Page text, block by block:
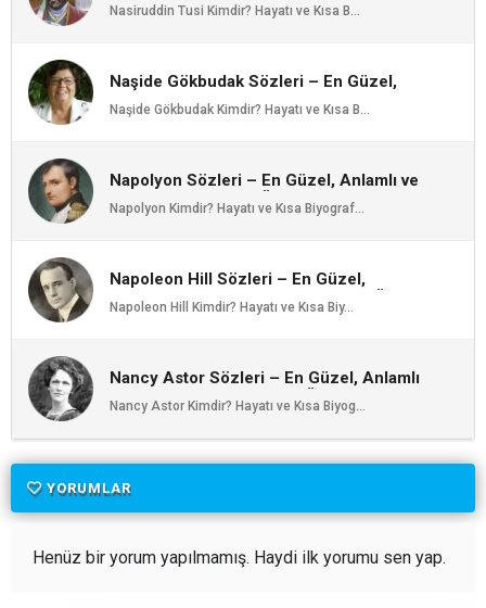
Özlü Sözleri | Ozlusozler.com
Nasiruddin Tusi Kimdir? Hayatı ve Kısa B...
Naşide Gökbudak Sözleri – En Güzel,
Anlamlı ve Etkileyici Naşide Gökbudak
Özlü Sözleri | Ozlusozler.com
Naşide Gökbudak Kimdir? Hayatı ve Kısa B...
Napolyon Sözleri – En Güzel, Anlamlı ve
Etkileyici Napolyon Özlü Sözleri |
Ozlusozler.com
Napolyon Kimdir? Hayatı ve Kısa Biyograf...
Napoleon Hill Sözleri – En Güzel,
Anlamlı ve Etkileyici Napoleon Hill Özlü
Sözleri | Ozlusozler.com
Napoleon Hill Kimdir? Hayatı ve Kısa Biy...
Nancy Astor Sözleri – En Güzel, Anlamlı
ve Etkileyici Nancy Astor Özlü Sözleri |
Ozlusozler.com
Nancy Astor Kimdir? Hayatı ve Kısa Biyog...
YORUMLAR
Henüz bir yorum yapılmamış. Haydi ilk yorumu sen yap.